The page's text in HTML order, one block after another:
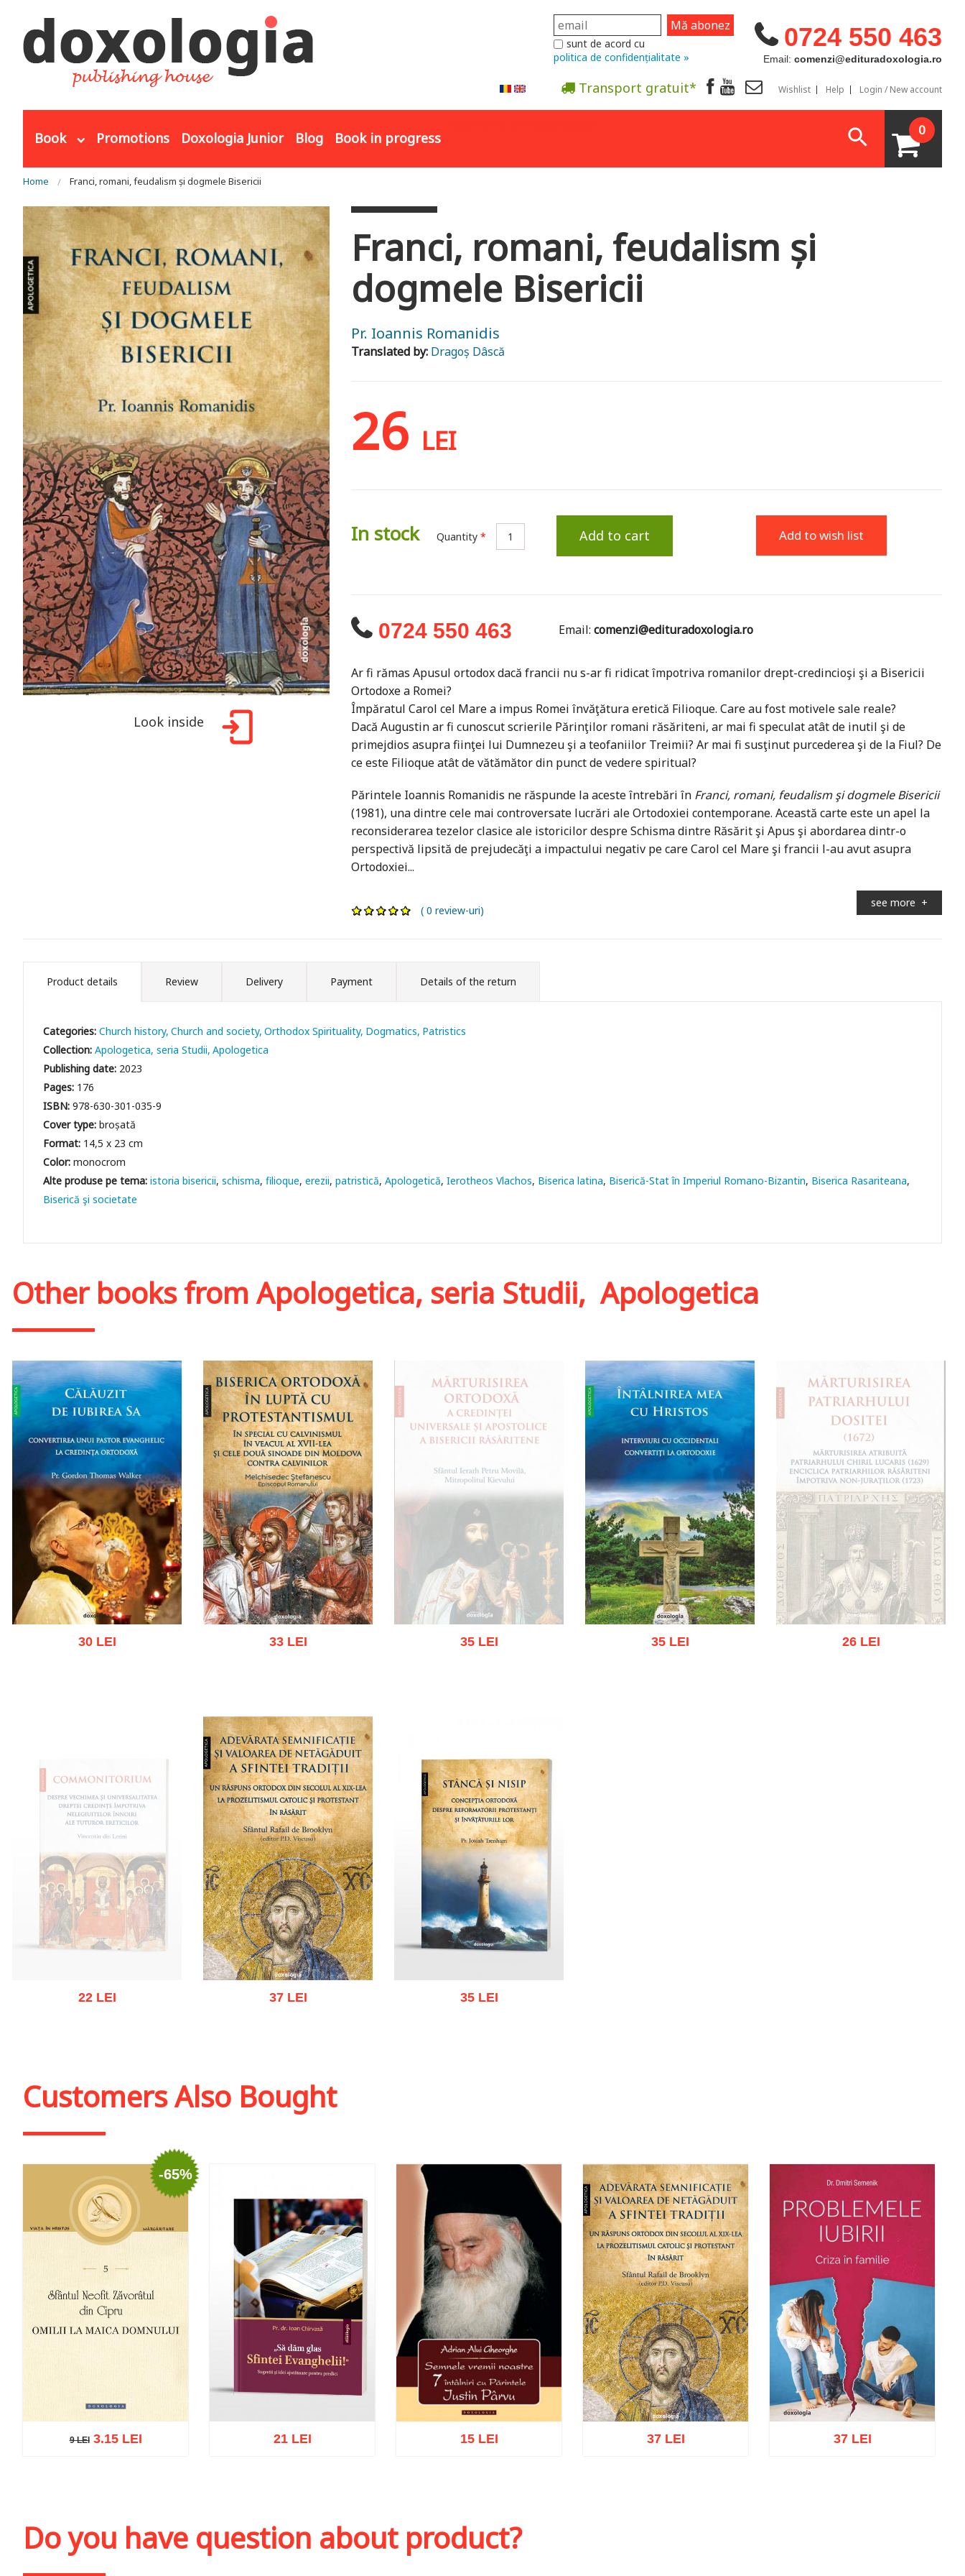
0724 550 463
Email: comenzi@edituradoxologia.ro
sunt de acord cu
politica de confidențialitate »
Transport gratuit* Wishlist Help Login / New account
Book Promotions Doxologia Junior Blog Book in progress 0
You are here
Home Franci, romani, feudalism și dogmele Bisericii
Look inside
Franci, romani, feudalism și
dogmele Bisericii
Pr. Ioannis Romanidis
Translated by: Dragoș Dâscă
26 LEI
In stock Quantity * Add to cart Add to wish list
0724 550 463 Email:comenzi@edituradoxologia.ro
Ar fi rămas Apusul ortodox dacă francii nu s-ar fi ridicat împotriva romanilor drept-credincioşi şi a Bisericii
Ortodoxe a Romei?
Împăratul Carol cel Mare a impus Romei învăţătura eretică Filioque. Care au fost motivele sale reale?
Dacă Augustin ar fi cunoscut scrierile Părinţilor romani răsăriteni, ar mai fi speculat atât de inutil şi de
primejdios asupra fiinţei lui Dumnezeu şi a teofaniilor Treimii? Ar mai fi susţinut purcederea şi de la Fiul? De
ce este Filioque atât de vătămător din punct de vedere spiritual?
Părintele Ioannis Romanidis ne răspunde la aceste întrebări în Franci, romani, feudalism şi dogmele Bisericii
(1981), una dintre cele mai controversate lucrări ale Ortodoxiei contemporane. Această carte este un apel la
reconsiderarea tezelor clasice ale istoricilor despre Schisma dintre Răsărit şi Apus şi abordarea dintr-o
perspectivă lipsită de prejudecăţi a impactului negativ pe care Carol cel Mare şi francii l-au avut asupra
Ortodoxiei...
see more +
( 0 review-uri)
Product details Review Delivery Payment Details of the return
Categories:Church history Church and society Orthodox Spirituality Dogmatics Patristics
Collection:Apologetica, seria Studii Apologetica
Publishing date: 2023
Pages: 176
ISBN:978-630-301-035-9
Cover type:broșată
Format: 14,5 x 23 cm
Color:monocrom
istoria bisericii schisma filioque erezii patristică Apologetică Ierotheos Vlachos Biserica latina Biserică-Stat în Imperiul Romano-Bizantin Biserica Rasariteana
Biserică şi societate
Other books fromApologetica, seria Studii,Apologetica
30 LEI
Add to cart Add to wish list
33 LEI 35 LEI 35 LEI 26 LEI
22 LEI 37 LEI 35 LEI
Customers Also Bought
-65%
9 LEI3.15 LEI 21 LEI 15 LEI 37 LEI 37 LEI
Do you have question about product?